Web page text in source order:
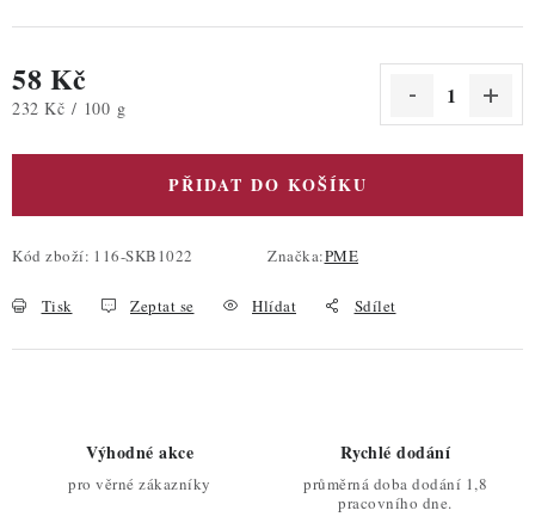
58 Kč
Měrná cena:
232 Kč / 100 g
PŘIDAT DO KOŠÍKU
Kód zboží: 116-SKB1022 Značka:PME
Tisk Zeptat se Hlídat Sdílet
Výhodné akce
pro věrné zákazníky
Rychlé dodání
průměrná doba dodání 1,8
pracovního dne.